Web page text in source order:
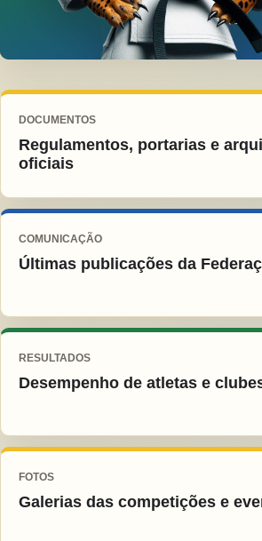
DOCUMENTOS
Regulamentos, portarias e
oficiais
COMUNICAÇÃO
Últimas publicações da
RESULTADOS
Desempenho de atletas e
FOTOS
Galerias das competições e